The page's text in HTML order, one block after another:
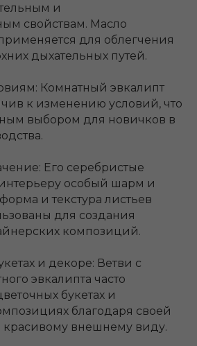
и
свойствам. Масло
для облегчения
дыхательных путей.
Комнатный эвкалипт
к изменению условий, что
выбором для новичков в
Его серебристые
особый шарм и
и текстура листьев
для создания
композиций.
и декоре: Ветви с
эвкалипта часто
букетах и
благодаря своей
красивому внешнему виду.